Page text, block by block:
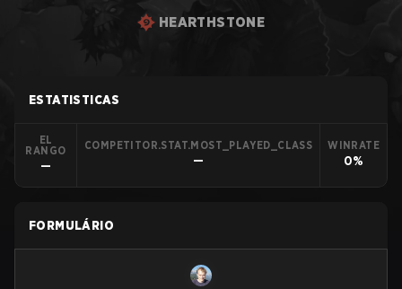
HEARTHSTONE
ESTATISTICAS
EL
RANGO
—
COMPETITOR.STAT.MOST_PLAYED_CLASS
—
WINRATE
0%
FORMULÁRIO